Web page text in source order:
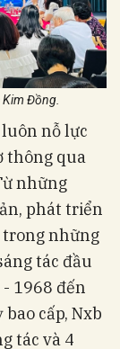
Đồng.
nỗ lực
thông qua
những
phát triển
trong những
tác đầu
1968 đến
cấp, Nxb
tác và 4